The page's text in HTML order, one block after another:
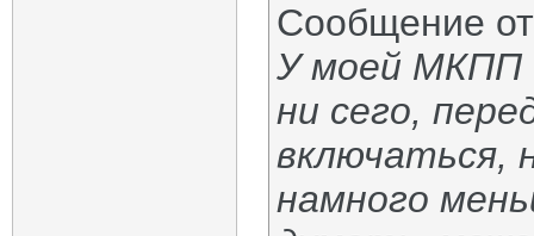
Сообщение
У моей МКПП
ни сего,
включаться,
намного